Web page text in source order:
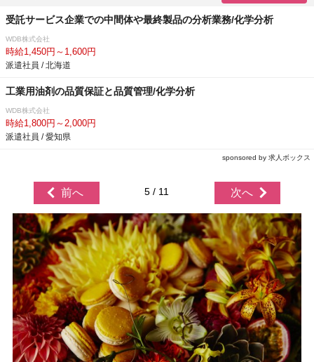
受託サービス企業での中間体や最終製品の分析業務/化学分析
WDB株式会社
時給1,450円～1,600円
派遣社員 / 北海道
工業用油剤の品質保証と品質管理/化学分析
WDB株式会社
時給1,800円～2,000円
派遣社員 / 愛知県
sponsored by 求人ボックス
前へ 5 / 11 次へ